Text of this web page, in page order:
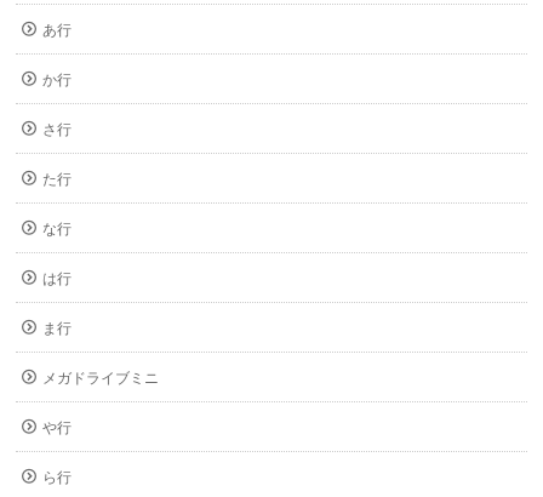
あ行
か行
さ行
た行
な行
は行
ま行
メガドライブミニ
や行
ら行